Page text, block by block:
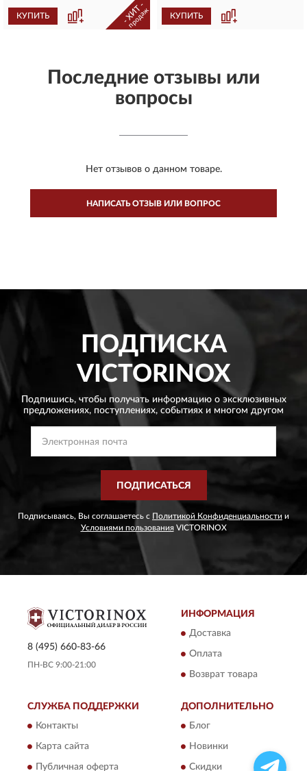
КУПИТЬ - ХИТ -
продаж КУПИТЬ
Последние отзывы или
вопросы
Нет отзывов о данном товаре.
НАПИСАТЬ ОТЗЫВ ИЛИ ВОПРОС
ПОДПИСКА
VICTORINOX
Подпишись, чтобы получать информацию о эксклюзивных
предложениях, поступлениях, событиях и многом другом
ПОДПИСАТЬСЯ
Подписываясь, Вы соглашаетесь с Политикой Конфиденциальности и
Условиями пользованияVICTORINOX
8 (495) 660-83-66
ПН-ВС 9:00-21:00
ИНФОРМАЦИЯ
Доставка
Оплата
Возврат товара
СЛУЖБА ПОДДЕРЖКИ
Контакты
Карта сайта
Публичная оферта
ДОПОЛНИТЕЛЬНО
Блог
Новинки
Скидки